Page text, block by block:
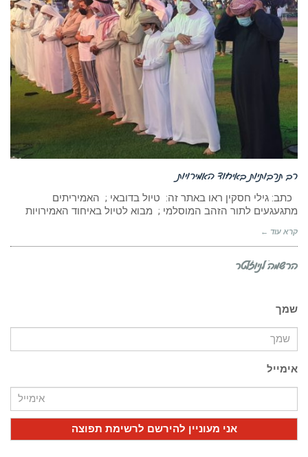
רב תרבותיות באיחוד האמירויות
כתב: גילי חסקין ראו באתר זה: טיול בדובאי ; האמיריתים
מתגעגעים לתור הזהב המוסלמי ; מבוא לטיול באיחוד האמירויות
קרא עוד ←
הרשמה לניוזלטר
שמך
אימייל